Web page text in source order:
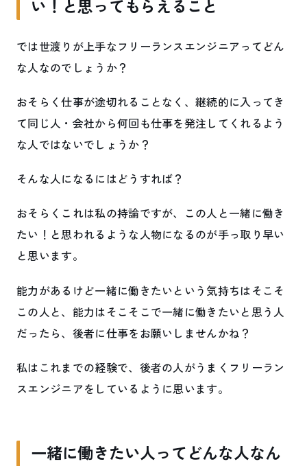
い！と思ってもらえること
では世渡りが上手なフリーランスエンジニアってどん
な人なのでしょうか？
おそらく仕事が途切れることなく、継続的に入ってき
て同じ人・会社から何回も仕事を発注してくれるよう
な人ではないでしょうか？
そんな人になるにはどうすれば？
おそらくこれは私の持論ですが、この人と一緒に働き
たい！と思われるような人物になるのが手っ取り早い
と思います。
能力があるけど一緒に働きたいという気持ちはそこそ
この人と、能力はそこそこで一緒に働きたいと思う人
だったら、後者に仕事をお願いしませんかね？
私はこれまでの経験で、後者の人がうまくフリーラン
スエンジニアをしているように思います。
一緒に働きたい人ってどんな人なん